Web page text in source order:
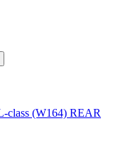
class (W164) REAR